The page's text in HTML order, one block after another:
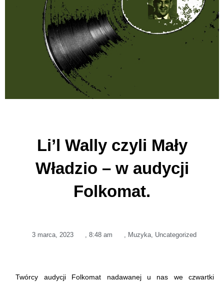
Li’l Wally czyli Mały
Władzio – w audycji
Folkomat.
3 marca, 2023 , 8:48 am , Muzyka, Uncategorized
Twórcy audycji Folkomat nadawanej u nas we czwartki